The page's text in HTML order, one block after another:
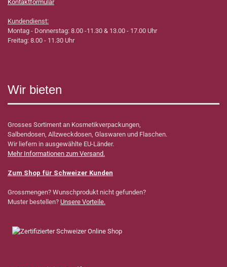
Kontaktformular
Kundendienst:
Montag - Donnerstag: 8.00 -11.30 & 13.00 - 17.00 Uhr
Freitag: 8.00 - 11.30 Uhr
Wir bieten
Grosses Sortiment an Kosmetikverpackungen,
Salbendosen, Allzweckdosen, Glaswaren und Flaschen.
Wir liefern in ausgewählte EU-Länder.
Mehr Informationen zum Versand.
Zum Shop für Schweizer Kunden
Grossmengen? Wunschprodukt nicht gefunden?
Muster bestellen? Unsere Vorteile.